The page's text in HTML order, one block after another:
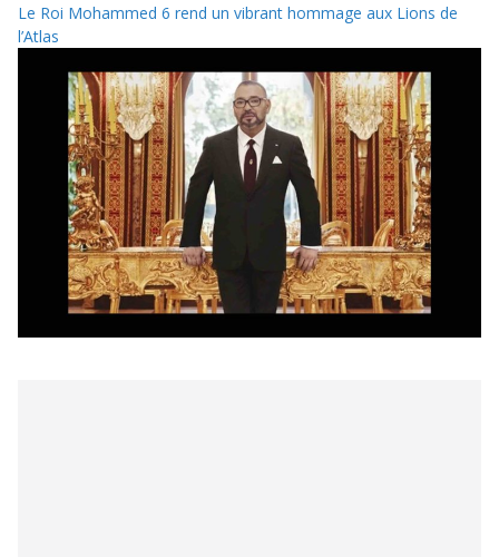
Le Roi Mohammed 6 rend un vibrant hommage aux Lions de
l’Atlas